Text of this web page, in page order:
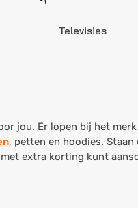
Televisies
jou. Er lopen bij het
, petten en hoodies.
extra korting kunt